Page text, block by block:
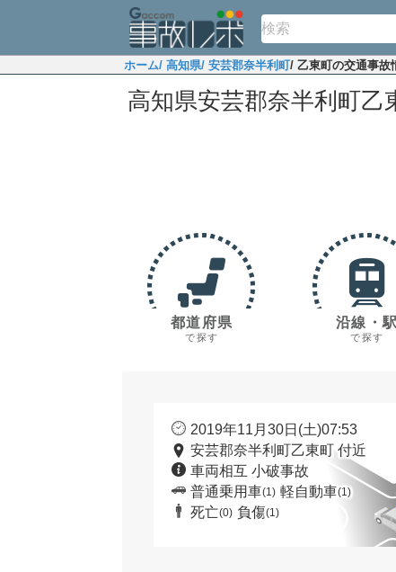
ホーム/ 高知県/ 安芸郡奈半利町/ 乙東町の交通事故
高知県安芸郡奈半利町乙
都道府県
で探す
沿線・駅
で探す
2019年11月30日(土)07:53
安芸郡奈半利町乙東町 付近
車両相互 小破事故
普通乗用車(1) 軽自動車(1)
死亡(0) 負傷(1)